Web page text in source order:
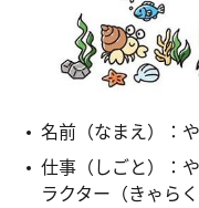
名前（なまえ）：
仕事（しごと）：
ラクター（きゃらく